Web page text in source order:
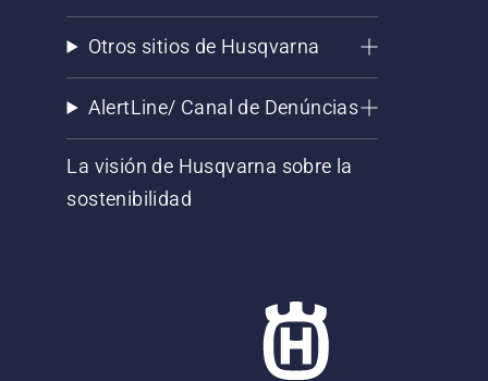
Otros sitios de Husqvarna
AlertLine/ Canal de Denúncias
La visión de Husqvarna sobre la
sostenibilidad